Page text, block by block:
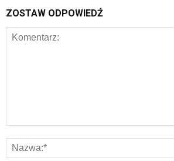
ZOSTAW ODPOWIEDŹ